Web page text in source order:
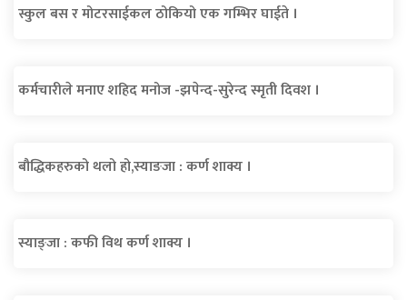
स्कुल बस र मोटरसाईकल ठोकियो एक गम्भिर घाईते ।
कर्मचारीले मनाए शहिद मनोज -झपेन्द-सुरेन्द स्मृती दिवश ।
बौद्धिकहरुको थलो हो,स्याङजा : कर्ण शाक्य ।
स्याङ्जा : कफी विथ कर्ण शाक्य ।